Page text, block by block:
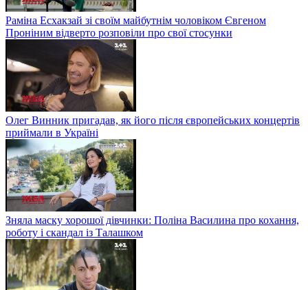
Раміна Есхакзай зі своїм майбутнім чоловіком Євгеном
Проніним відверто розповіли про свої стосунки
Олег Винник пригадав, як його після європейських концертів
приймали в Україні
Зняла маску хорошої дівчинки: Поліна Василина про кохання,
роботу і скандал із Талашком